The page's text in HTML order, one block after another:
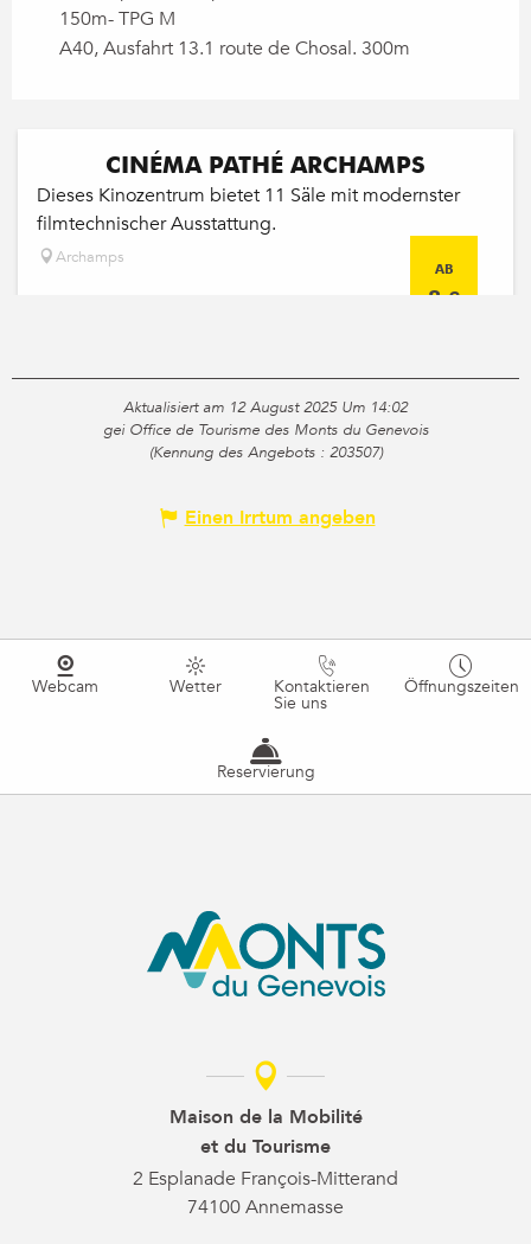
150m- TPG M
A40, Ausfahrt 13.1 route de Chosal. 300m
AB
8€
CINÉMA PATHÉ ARCHAMPS
Dieses Kinozentrum bietet 11 Säle mit modernster
filmtechnischer Ausstattung.
Archamps
Aktualisiert am 12 August 2025 Um 14:02
gei Office de Tourisme des Monts du Genevois
(Kennung des Angebots : 203507)
Einen Irrtum angeben
Webcam Wetter Kontaktieren
Sie uns
Öffnungszeiten
Reservierung
Maison de la Mobilité
et du Tourisme
2 Esplanade François-Mitterand
74100 Annemasse